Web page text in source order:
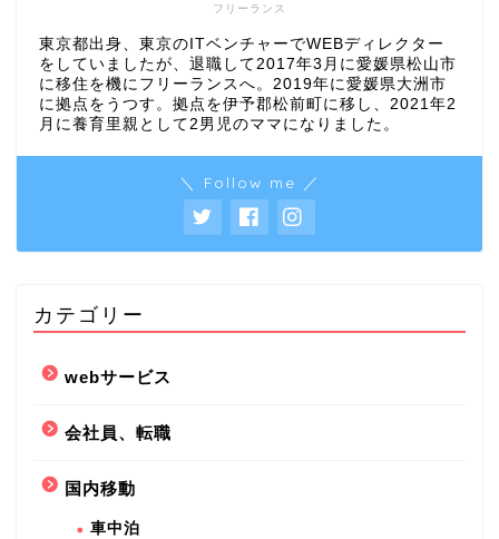
フリーランス
東京都出身、東京のITベンチャーでWEBディレクター
をしていましたが、退職して2017年3月に愛媛県松山市
に移住を機にフリーランスへ。2019年に愛媛県大洲市
に拠点をうつす。拠点を伊予郡松前町に移し、2021年2
月に養育里親として2男児のママになりました。
＼ Follow me ／
カテゴリー
webサービス
会社員、転職
国内移動
車中泊